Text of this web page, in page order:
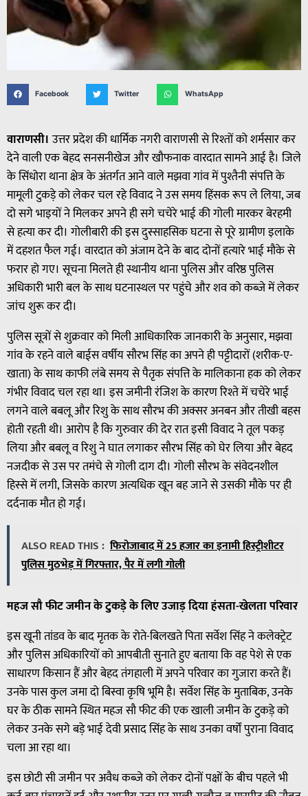
Facebook Twitter WhatsApp
वाराणसी।उत्तर प्रदेश की धार्मिक नगरी वाराणसी से रिश्तों को शर्मसार कर
देने वाली एक बेहद सनसनीखेज और खौफनाक वारदात सामने आई है। जिले
के सिंधोरा थाना क्षेत्र के अंतर्गत आने वाले मझवा गांव में पुश्तैनी संपत्ति के
मामूली टुकड़े को लेकर चल रहे विवाद ने उस समय हिंसक रूप ले लिया, जब
दो सगे भाइयों ने मिलकर अपने ही सगे चचेरे भाई की गोली मारकर बेरहमी
से हत्या कर दी। गोलीबारी की इस दुस्साहसिक घटना से पूरे ग्रामीण इलाके
में दहशत फैल गई। वारदात को अंजाम देने के बाद दोनों हत्यारे भाई मौके से
फरार हो गए। सूचना मिलते ही स्थानीय थाना पुलिस और वरिष्ठ पुलिस
अधिकारी भारी बल के साथ घटनास्थल पर पहुंचे और शव को कब्जे में लेकर
जांच शुरू कर दी।
पुलिस सूत्रों से शुक्रवार को मिली आधिकारिक जानकारी के अनुसार, मझवा
गांव के रहने वाले बाईस वर्षीय सौरभ सिंह का अपने ही पट्टीदारों (शरीक-ए-
खाता) के साथ काफी लंबे समय से पैतृक संपत्ति के मालिकाना हक को लेकर
गंभीर विवाद चल रहा था। इस जमीनी रंजिश के कारण रिश्ते में चचेरे भाई
लगने वाले बबलू और रिशु के साथ सौरभ की अक्सर अनबन और तीखी बहस
होती रहती थी। आरोप है कि गुरुवार की देर रात इसी विवाद ने तूल पकड़
लिया और बबलू व रिशु ने घात लगाकर सौरभ सिंह को घेर लिया और बेहद
नजदीक से उस पर तमंचे से गोली दाग दी। गोली सौरभ के संवेदनशील
हिस्से में लगी, जिसके कारण अत्यधिक खून बह जाने से उसकी मौके पर ही
दर्दनाक मौत हो गई।
ALSO READ THIS : फिरोजाबाद में 25 हजार का इनामी हिस्ट्रीशीटर
पुलिस मुठभेड़ में गिरफ्तार, पैर में लगी गोली
महज सौ फीट जमीन के टुकड़े के लिए उजाड़ दिया हंसता-खेलता परिवार
इस खूनी तांडव के बाद मृतक के रोते-बिलखते पिता सर्वेश सिंह ने कलेक्ट्रेट
और पुलिस अधिकारियों को आपबीती सुनाते हुए बताया कि वह पेशे से एक
साधारण किसान हैं और बेहद तंगहाली में अपने परिवार का गुजारा करते हैं।
उनके पास कुल जमा दो बिस्वा कृषि भूमि है। सर्वेश सिंह के मुताबिक, उनके
घर के ठीक सामने स्थित महज सौ फीट की एक खाली जमीन के टुकड़े को
लेकर उनके सगे बड़े भाई देवी प्रसाद सिंह के साथ उनका वर्षों पुराना विवाद
चला आ रहा था।
इस छोटी सी जमीन पर अवैध कब्जे को लेकर दोनों पक्षों के बीच पहले भी